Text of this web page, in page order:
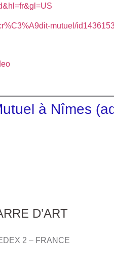
mutuel/
à Nîmes
D’ART
2 – FRANCE